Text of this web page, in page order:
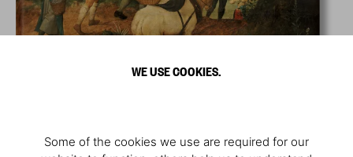
WE USE COOKIES.
Some of the cookies we use are required for our